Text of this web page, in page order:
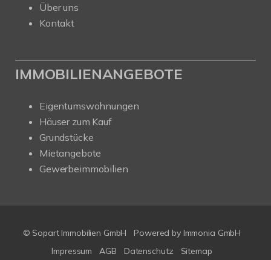
Über uns
Kontakt
IMMOBILIENANGEBOTE
Eigentumswohnungen
Häuser zum Kauf
Grundstücke
Mietangebote
Gewerbeimmobilien
© Sopart Immobilien GmbH Powered by Immonia GmbH
Impressum
AGB Datenschutz Sitemap